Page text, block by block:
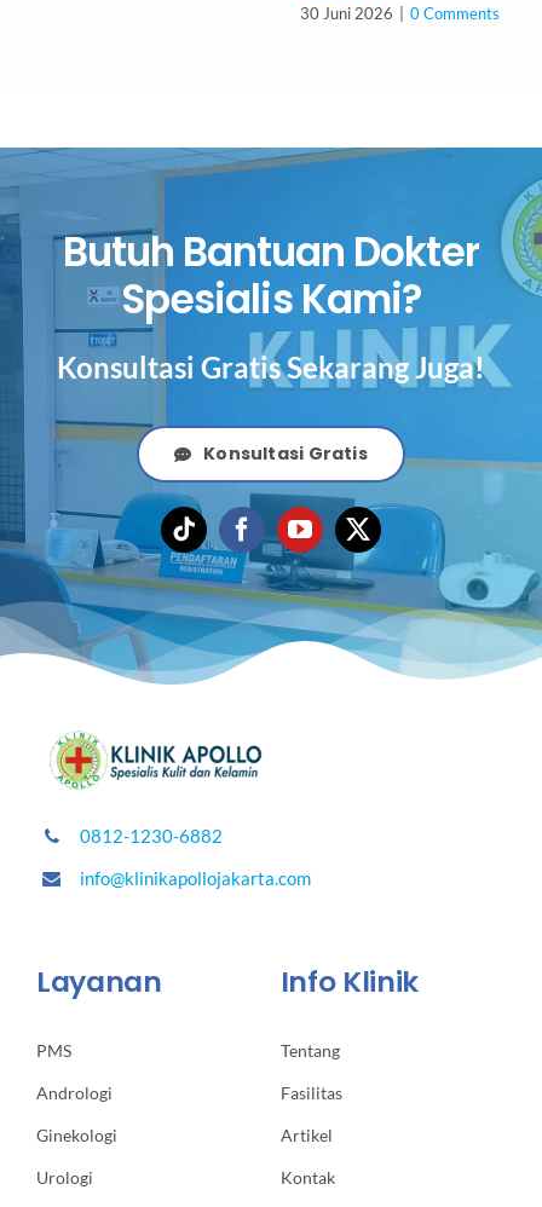
30 Juni 2026 0 Comments
Butuh Bantuan Dokter
Spesialis Kami?
Konsultasi Gratis Sekarang Juga!
Konsultasi Gratis
0812-1230-6882
info@klinikapollojakarta.com
Layanan
PMS
Andrologi
Ginekologi
Urologi
Info Klinik
Tentang
Fasilitas
Artikel
Kontak